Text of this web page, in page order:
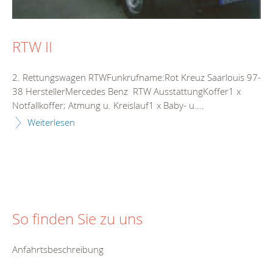
RTW II
2. Rettungswagen RTWFunkrufname:Rot Kreuz Saarlouis 97-
38 HerstellerMercedes Benz RTW AusstattungKoffer1 x
Notfallkoffer; Atmung u. Kreislauf1 x Baby- u....
Weiterlesen
So finden Sie zu uns
Anfahrtsbeschreibung